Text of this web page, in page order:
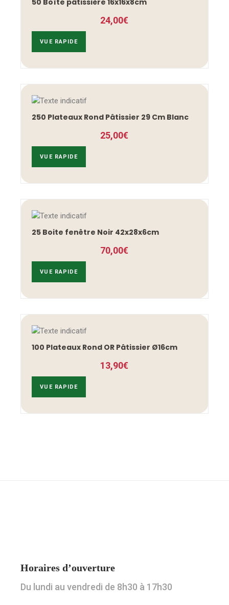
50 Boîte pâtissière 16x16x8cm
24,00€
VUE RAPIDE
250 Plateaux Rond Pâtissier 29 Cm Blanc
25,00€
VUE RAPIDE
25 Boite fenêtre Noir 42x28x6cm
70,00€
VUE RAPIDE
100 Plateaux Rond OR Pâtissier Ø16cm
13,90€
VUE RAPIDE
Horaires d’ouverture
Du lundi au vendredi de 8h30 à 17h30